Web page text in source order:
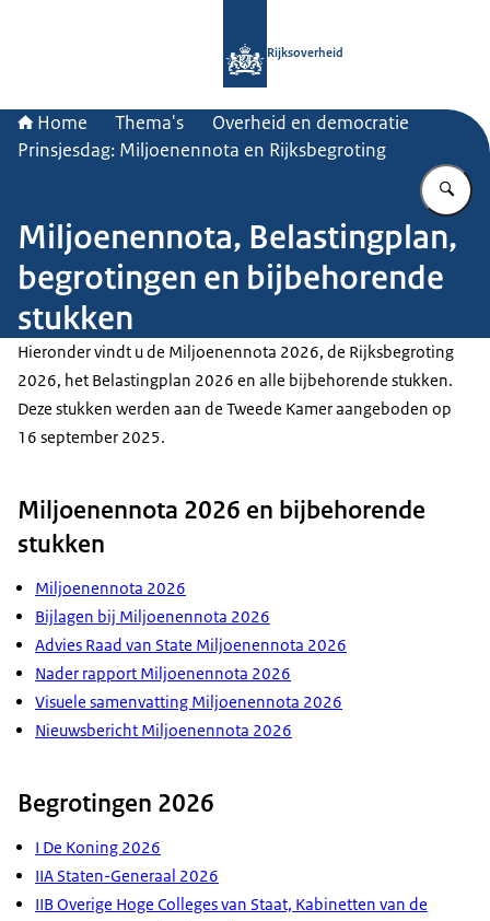
Rijksoverheid
Home Thema's
Overheid en democratie
Prinsjesdag: Miljoenennota en Rijksbegroting
Miljoenennota, Belastingplan,
begrotingen en bijbehorende
stukken
Hieronder vindt u de Miljoenennota 2026, de Rijksbegroting
2026, het Belastingplan 2026 en alle bijbehorende stukken.
Deze stukken werden aan de Tweede Kamer aangeboden op
16 september 2025.
Miljoenennota 2026 en bijbehorende
stukken
Miljoenennota 2026
Bijlagen bij Miljoenennota 2026
Advies Raad van State Miljoenennota 2026
Nader rapport Miljoenennota 2026
Visuele samenvatting Miljoenennota 2026
Nieuwsbericht Miljoenennota 2026
Begrotingen 2026
I De Koning 2026
IIA Staten-Generaal 2026
IIB Overige Hoge Colleges van Staat, Kabinetten van de